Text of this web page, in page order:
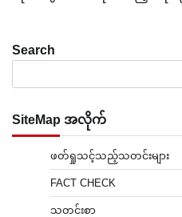
Search
SiteMap အလိုက်
ဖတ်ရှုသင့်သည့်သတင်းများ
FACT CHECK
သတင်းစာ